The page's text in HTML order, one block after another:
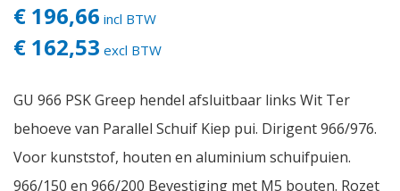
€ 196,66 incl BTW
€ 162,53 excl BTW
GU 966 PSK Greep hendel afsluitbaar links Wit Ter
behoeve van Parallel Schuif Kiep pui. Dirigent 966/976.
Voor kunststof, houten en aluminium schuifpuien.
966/150 en 966/200 Bevestiging met M5 bouten. Rozet